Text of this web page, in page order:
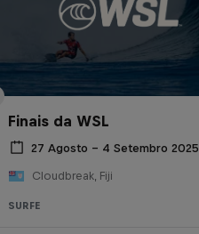
Finais da WSL
27 Agosto – 4 Setembro 2025
Cloudbreak, Fiji
SURFE